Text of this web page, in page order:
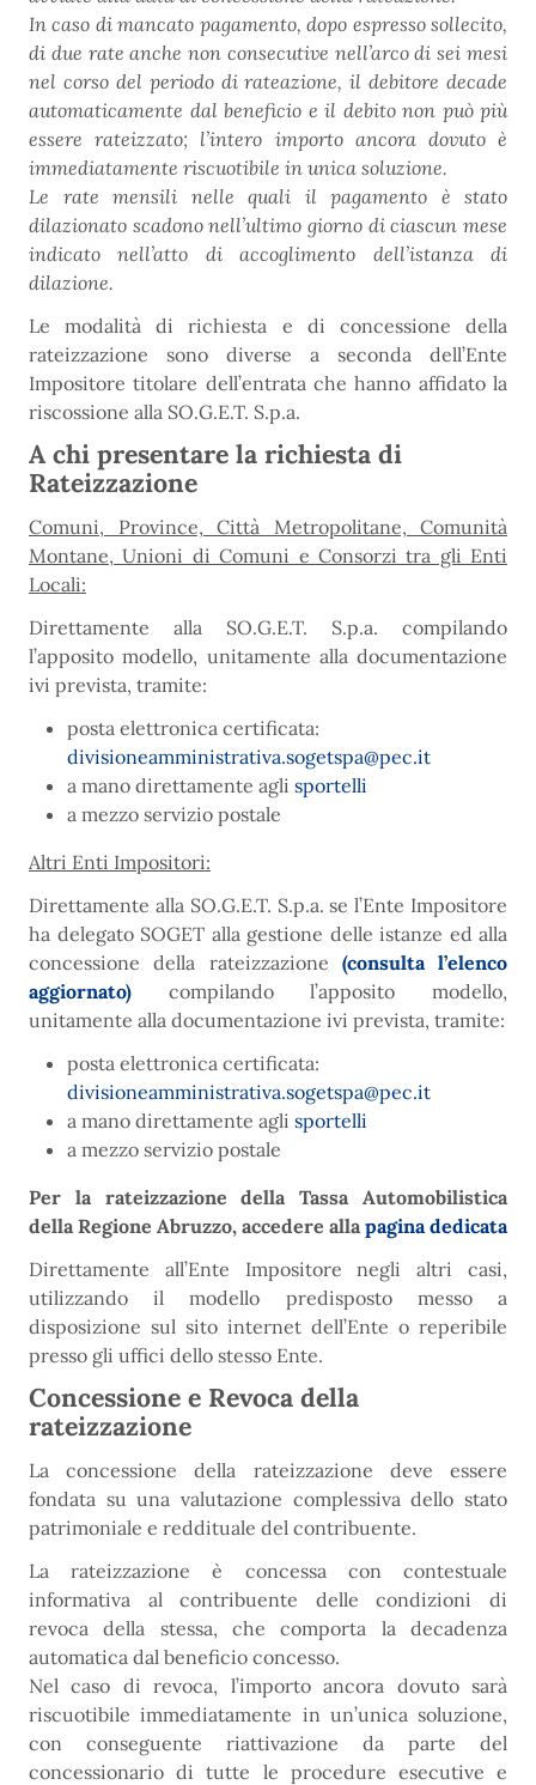
In caso di mancato pagamento, dopo espresso sollecito,
di due rate anche non consecutive nell’arco di sei mesi
nel corso del periodo di rateazione, il debitore decade
automaticamente dal beneficio e il debito non può più
essere rateizzato; l’intero importo ancora dovuto è
immediatamente riscuotibile in unica soluzione.
Le rate mensili nelle quali il pagamento è stato
dilazionato scadono nell’ultimo giorno di ciascun mese
indicato nell’atto di accoglimento dell’istanza di
dilazione.
Le modalità di richiesta e di concessione della
rateizzazione sono diverse a seconda dell’Ente
Impositore titolare dell’entrata che hanno affidato la
riscossione alla SO.G.E.T. S.p.a.
A chi presentare la richiesta di
Rateizzazione
Comuni, Province, Città Metropolitane, Comunità
Montane, Unioni di Comuni e Consorzi tra gli Enti
Locali:
Direttamente alla SO.G.E.T. S.p.a. compilando
l’apposito modello, unitamente alla documentazione
ivi prevista, tramite:
posta elettronica certificata:
divisioneamministrativa.sogetspa@pec.it
a mano direttamente agli sportelli
a mezzo servizio postale
Altri Enti Impositori:
Direttamente alla SO.G.E.T. S.p.a. se l’Ente Impositore
ha delegato SOGET alla gestione delle istanze ed alla
concessione della rateizzazione (consulta l’elenco
aggiornato) compilando l’apposito modello,
unitamente alla documentazione ivi prevista, tramite:
posta elettronica certificata:
divisioneamministrativa.sogetspa@pec.it
a mano direttamente agli sportelli
a mezzo servizio postale
Per la rateizzazione della Tassa Automobilistica
della Regione Abruzzo, accedere alla pagina dedicata
Direttamente all’Ente Impositore negli altri casi,
utilizzando il modello predisposto messo a
disposizione sul sito internet dell’Ente o reperibile
presso gli uffici dello stesso Ente.
Concessione e Revoca della
rateizzazione
La concessione della rateizzazione deve essere
fondata su una valutazione complessiva dello stato
patrimoniale e reddituale del contribuente.
La rateizzazione è concessa con contestuale
informativa al contribuente delle condizioni di
revoca della stessa, che comporta la decadenza
automatica dal beneficio concesso.
Nel caso di revoca, l’importo ancora dovuto sarà
riscuotibile immediatamente in un’unica soluzione,
con conseguente riattivazione da parte del
concessionario di tutte le procedure esecutive e